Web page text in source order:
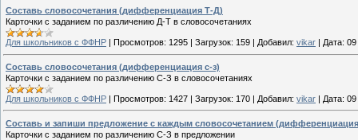
Составь словосочетания (дифференциация Т-Д)
Карточки с заданием по различению Д-Т в словосочетаниях
Для школьников с ФФНР Просмотров: 1295 Загрузок: 159 Добавил: vikar Дата:
Составь словосочетания (дифференциация с-з)
Карточки с заданием по различению С-З в словосочетаниях
Для школьников с ФФНР | Просмотров: 1427 | Загрузок: 170 | Добавил: vikar | Дата:
Составь и запиши предложение с каждым словосочетанием
Карточки с заданием по различению С-З в предложении